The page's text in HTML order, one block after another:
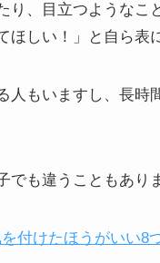
、目立つようなこ
しい！」と自ら表
人もいますし、長
も違うこともあり
付けたほうがいい8